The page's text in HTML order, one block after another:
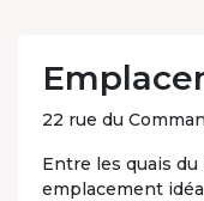
22 rue du
Entre les quais du
emplacement